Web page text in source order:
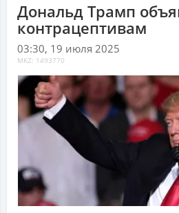
Дональд Трамп
контрацептивам
03:30, 19 июля 2025
MKZ: 1493770